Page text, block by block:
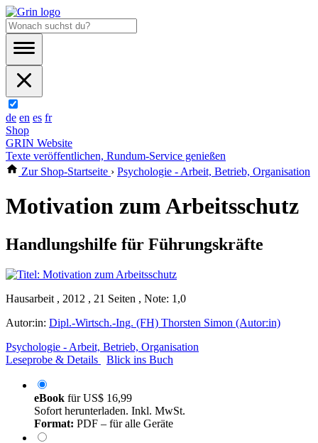
de en es fr
Shop
GRIN Website
Texte veröffentlichen, Rundum-Service genießen
Zur Shop-Startseite › Psychologie - Arbeit, Betrieb, Organisation
Motivation zum Arbeitsschutz
Handlungshilfe für Führungskräfte
Hausarbeit , 2012 , 21 Seiten , Note: 1,0
Autor:in: Dipl.-Wirtsch.-Ing. (FH) Thorsten Simon (Autor:in)
Psychologie - Arbeit, Betrieb, Organisation
Leseprobe & Details
Blick ins Buch
eBook fürUS$ 16,99
Sofort herunterladen. Inkl. MwSt.
Format: PDF – für alle Geräte